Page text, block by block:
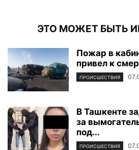
ЭТО МОЖЕТ БЫТЬ
Пожар в
привел к
ПРОИСШЕСТВИЯ
В Ташкенте
за
под...
ПРОИСШЕСТВИЯ